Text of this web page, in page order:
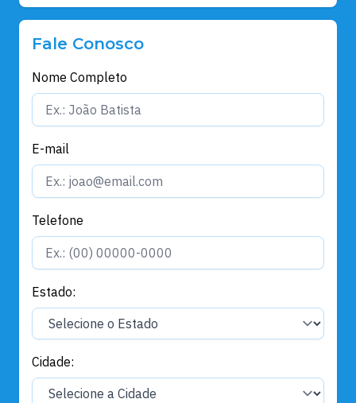
Fale Conosco
Nome Completo
E-mail
Telefone
Estado:
Cidade: